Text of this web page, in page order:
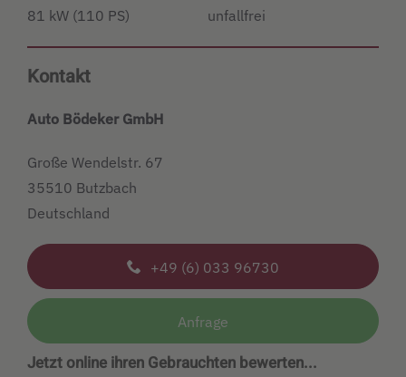
81 kW (110 PS)
unfallfrei
Kontakt
Auto Bödeker GmbH
Große Wendelstr. 67
35510 Butzbach
Deutschland
+49 (6) 033 96730
Anfrage
Jetzt online ihren Gebrauchten bewerten...